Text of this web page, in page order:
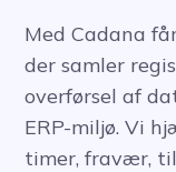
Med Cadana
der samler
overførsel af
ERP-miljø. Vi
timer, fravær,